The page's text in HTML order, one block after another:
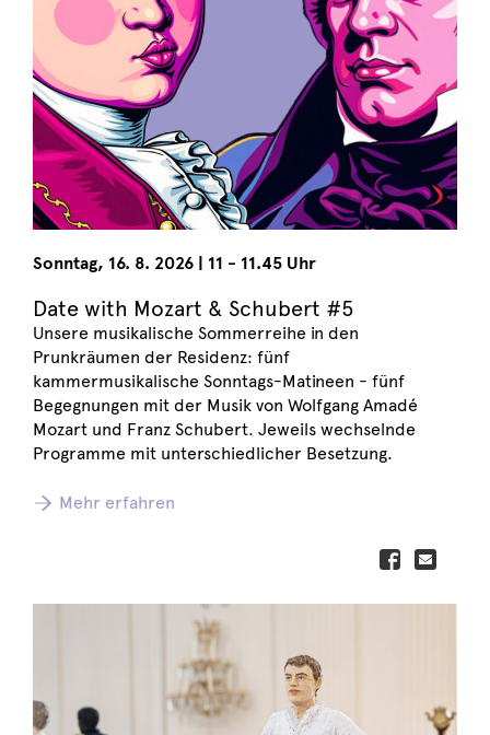
Sonntag, 16. 8. 2026 11 - 11.45 Uhr
Date with Mozart & Schubert #5
Unsere musikalische Sommerreihe in den
Prunkräumen der Residenz: fünf
kammermusikalische Sonntags-Matineen - fünf
Begegnungen mit der Musik von Wolfgang Amadé
Mozart und Franz Schubert. Jeweils wechselnde
Programme mit unterschiedlicher Besetzung.
Mehr erfahren